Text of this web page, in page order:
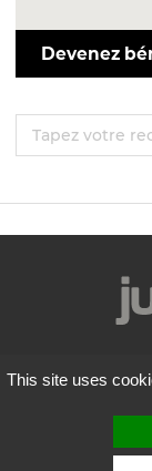
Devenez
This site uses